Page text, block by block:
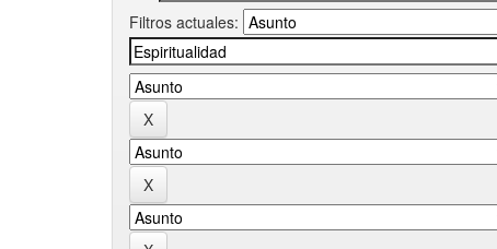
Filtros actuales: